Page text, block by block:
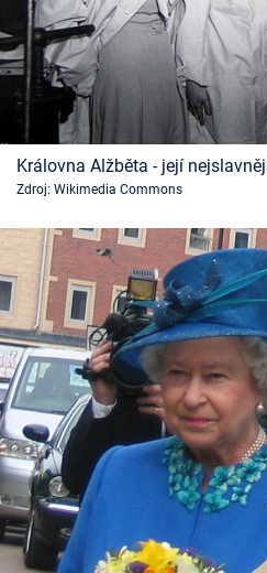
Královna Alžběta - její
Zdroj: Wikimedia Commons